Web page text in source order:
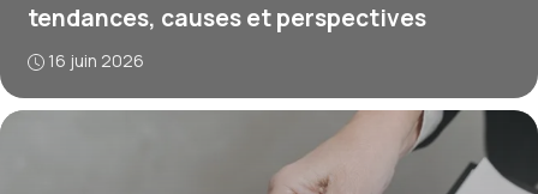
tendances, causes et perspectives
16 juin 2026